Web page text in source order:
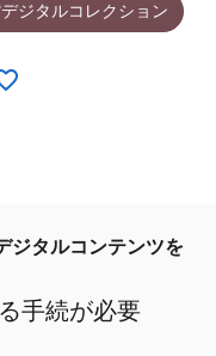
ジタルコレクション
ジタルコンテンツを
手続が必要